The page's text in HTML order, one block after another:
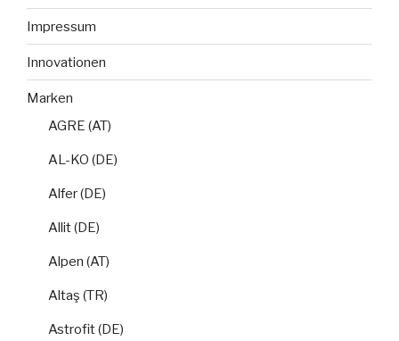
Impressum
Innovationen
Marken
AGRE (AT)
AL-KO (DE)
Alfer (DE)
Allit (DE)
Alpen (AT)
Altaş (TR)
Astrofit (DE)